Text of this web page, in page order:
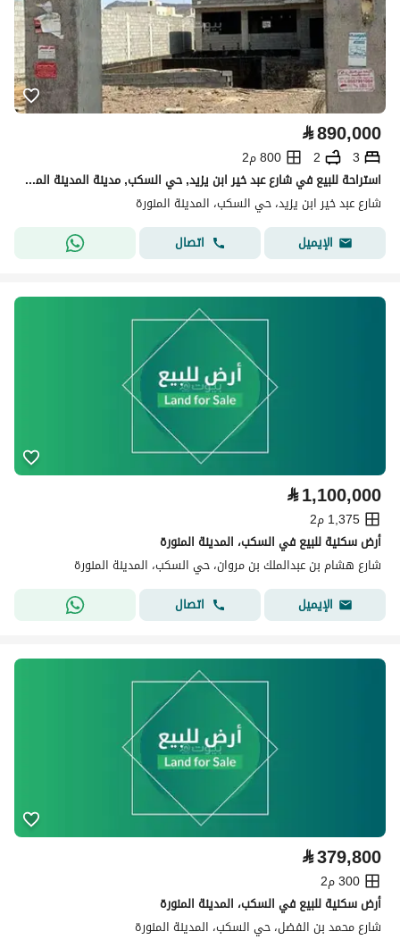
⃁890,000
3
2
800 م2
استراحة للبيع في شارع عبد خير ابن يزيد, حي السكب, مدينة المدينة المنورة, منطقة المدينة المنورة
شارع عبد خير ابن يزيد، حي السكب، المدينة المنورة
الإيميل
اتصال
⃁1,100,000
1,375 م2
أرض سكنية للبيع في السكب، المدينة المنورة
شارع هشام بن عبدالملك بن مروان، حي السكب، المدينة المنورة
الإيميل
اتصال
⃁379,800
300 م2
أرض سكنية للبيع في السكب، المدينة المنورة
شارع محمد بن الفضل، حي السكب، المدينة المنورة